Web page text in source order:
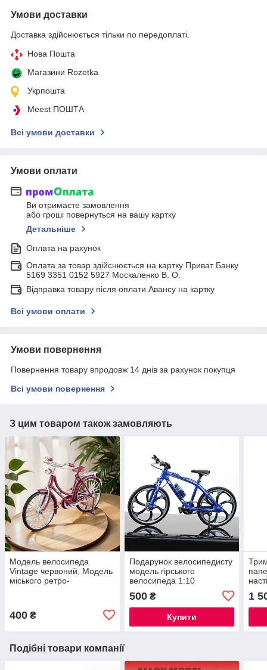
Умови доставки
Доставка здійснюється тільки по передоплаті.
Нова Пошта
Магазини Rozetka
Укрпошта
Meest ПОШТА
Всі умови доставки
Умови оплати
Ви отримаєте замовлення
або гроші повернуться на вашу картку
Детальніше
Оплата на рахунок
Оплата за товар здійснюється на картку Приват Банку
5169 3351 0152 5927 Москаленко В. О.
Відправка товару після оплати Авансу на картку
Всі умови оплати
Умови повернення
Повернення товару впродовж 14 днів за рахунок покупця
Всі умови повернення
З цим товаром також замовляють
Модель велосипеда
Vintage червоний, Модель
міського ретро-
400 ₴
Подарунок велосипедисту
модель гірського
велосипеда 1:10
500₴
Купити
1
Подібні товари компанії